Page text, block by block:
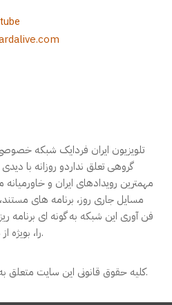
تلویزیون ایران فردایک شبکه
گروهی تعلق نداردو روزانه با
مسایل جاری روز، برنامه های
فن آوری این شبکه به گونه ای برنامه
را، بویژه از میان جوانان، به خود جذب کنند.
کلیه حقوق قانونی این سایت متعلق به شبکه تلویزیون ایران فردا است.